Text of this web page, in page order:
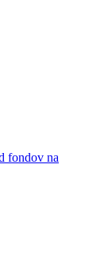
fondov na